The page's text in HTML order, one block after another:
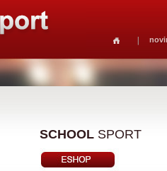
SCHOOL SPORT